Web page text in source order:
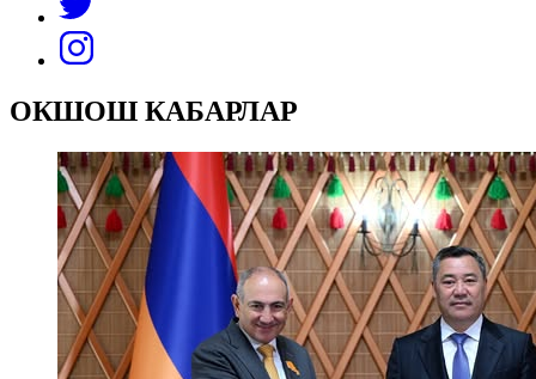
ОКШОШ КАБАРЛАР